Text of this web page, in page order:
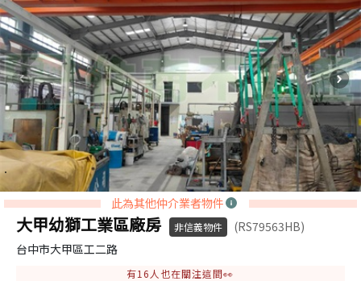
此為其他仲介業者物件
大甲幼獅工業區廠房 非信義物件
(RS79563HB)
台中市大甲區工二路
有16 人也在關注這間👀